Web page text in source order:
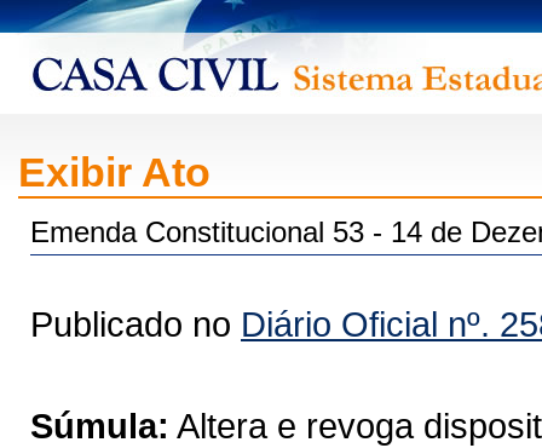
Exibir Ato
Emenda Constitucional 53 - 14 de
Publicado no Diário Oficial nº.
Súmula: Altera e revoga